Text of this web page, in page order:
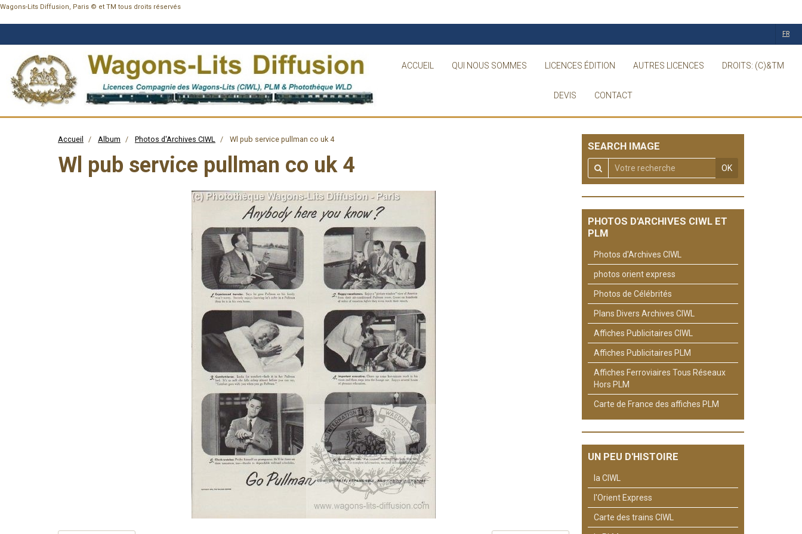
Wagons-Lits Diffusion, Paris © et TM tous droits réservés
ACCUEIL QUI NOUS SOMMES LICENCES ÉDITION AUTRES LICENCES DROITS: (C)&TM
DEVIS CONTACT
FR
Accueil Album Photos d'Archives CIWL Wl pub service pullman co uk 4
Wl pub service pullman co uk 4
SEARCH IMAGE
OK
PHOTOS D'ARCHIVES CIWL ET
PLM
Photos d'Archives CIWL
photos orient express
Photos de Célébrités
Plans Divers Archives CIWL
Affiches Publicitaires CIWL
Affiches Publicitaires PLM
Affiches Ferroviaires Tous Réseaux
Hors PLM
Carte de France des affiches PLM
UN PEU D'HISTOIRE
la CIWL
l'Orient Express
Carte des trains CIWL